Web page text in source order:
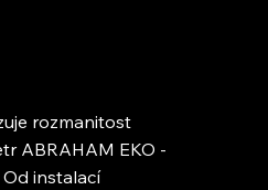
rozmanitost
ABRAHAM EKO -
Od instalací